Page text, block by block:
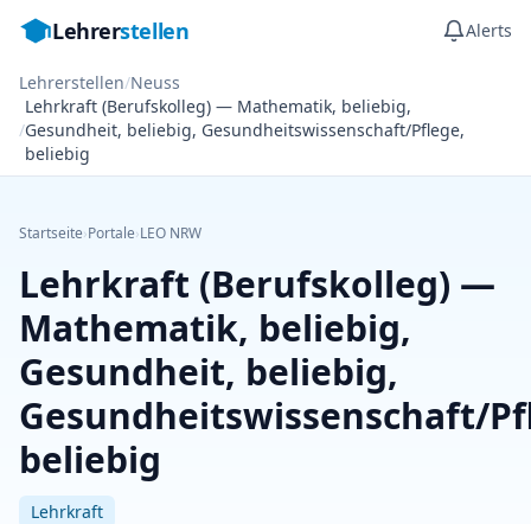
Lehrerstellen Alerts
Lehrerstellen/Neuss
/
Lehrkraft (Berufskolleg) — Mathematik, beliebig,
Gesundheit, beliebig, Gesundheitswissenschaft/Pflege,
beliebig
Startseite›Portale›LEO NRW
Lehrkraft (Berufskolleg) —
Mathematik, beliebig,
Gesundheit, beliebig,
Gesundheitswissenschaft/
beliebig
Lehrkraft